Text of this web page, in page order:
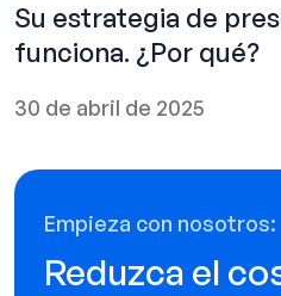
Su estrategia de
funciona. ¿Por qué?
30 de abril de 2025
Empieza con nosotros:
Reduzca el